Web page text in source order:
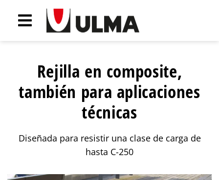
Rejilla en composite,
también para aplicaciones
técnicas
Diseñada para resistir una clase de carga de
hasta C-250